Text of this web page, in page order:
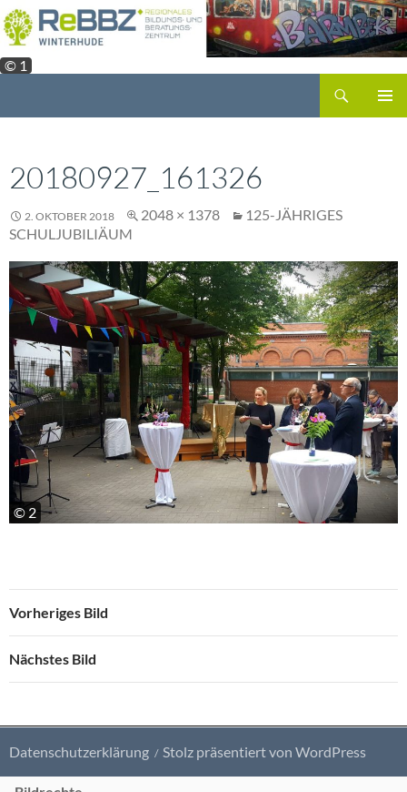
Zum
Inhalt
springen
© 1
20180927_161326
2. OKTOBER 2018 2048 × 1378
125-JÄHRIGES
SCHULJUBILIÄUM
© 2
Vorheriges Bild
Nächstes Bild
Datenschutzerklärung Stolz präsentiert von WordPress